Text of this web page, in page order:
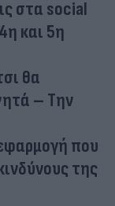
στα social
και 5η
θα
– Την
που
της